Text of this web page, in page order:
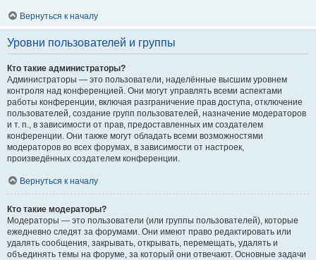
Вернуться к началу
Уровни пользователей и группы
Кто такие администраторы?
Администраторы — это пользователи, наделённые высшим уровнем
контроля над конференцией. Они могут управлять всеми аспектами
работы конференции, включая разграничение прав доступа, отключение
пользователей, создание групп пользователей, назначение модераторов
и т. п., в зависимости от прав, предоставленных им создателем
конференции. Они также могут обладать всеми возможностями
модераторов во всех форумах, в зависимости от настроек,
произведённых создателем конференции.
Вернуться к началу
Кто такие модераторы?
Модераторы — это пользователи (или группы пользователей), которые
ежедневно следят за форумами. Они имеют право редактировать или
удалять сообщения, закрывать, открывать, перемещать, удалять и
объединять темы на форуме, за который они отвечают. Основные задачи